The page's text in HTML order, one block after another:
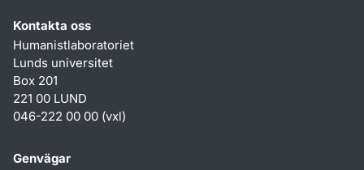
Kontakta oss
Humanistlaboratoriet
Lunds universitet
Box 201
221 00 LUND
046-222 00 00 (vxl)
Genvägar